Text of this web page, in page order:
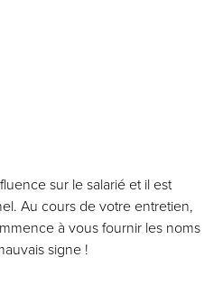
sur le salarié et il est
Au cours de votre entretien,
à vous fournir les noms
signe !